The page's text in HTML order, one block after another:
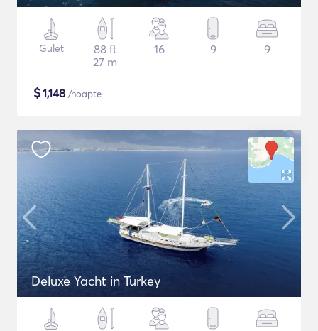
Gulet
88 ft
27 m
16 9 9
$1,148 /noapte
Deluxe Yacht in Turkey